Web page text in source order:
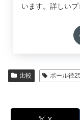
います。詳しい
比較 ポール径